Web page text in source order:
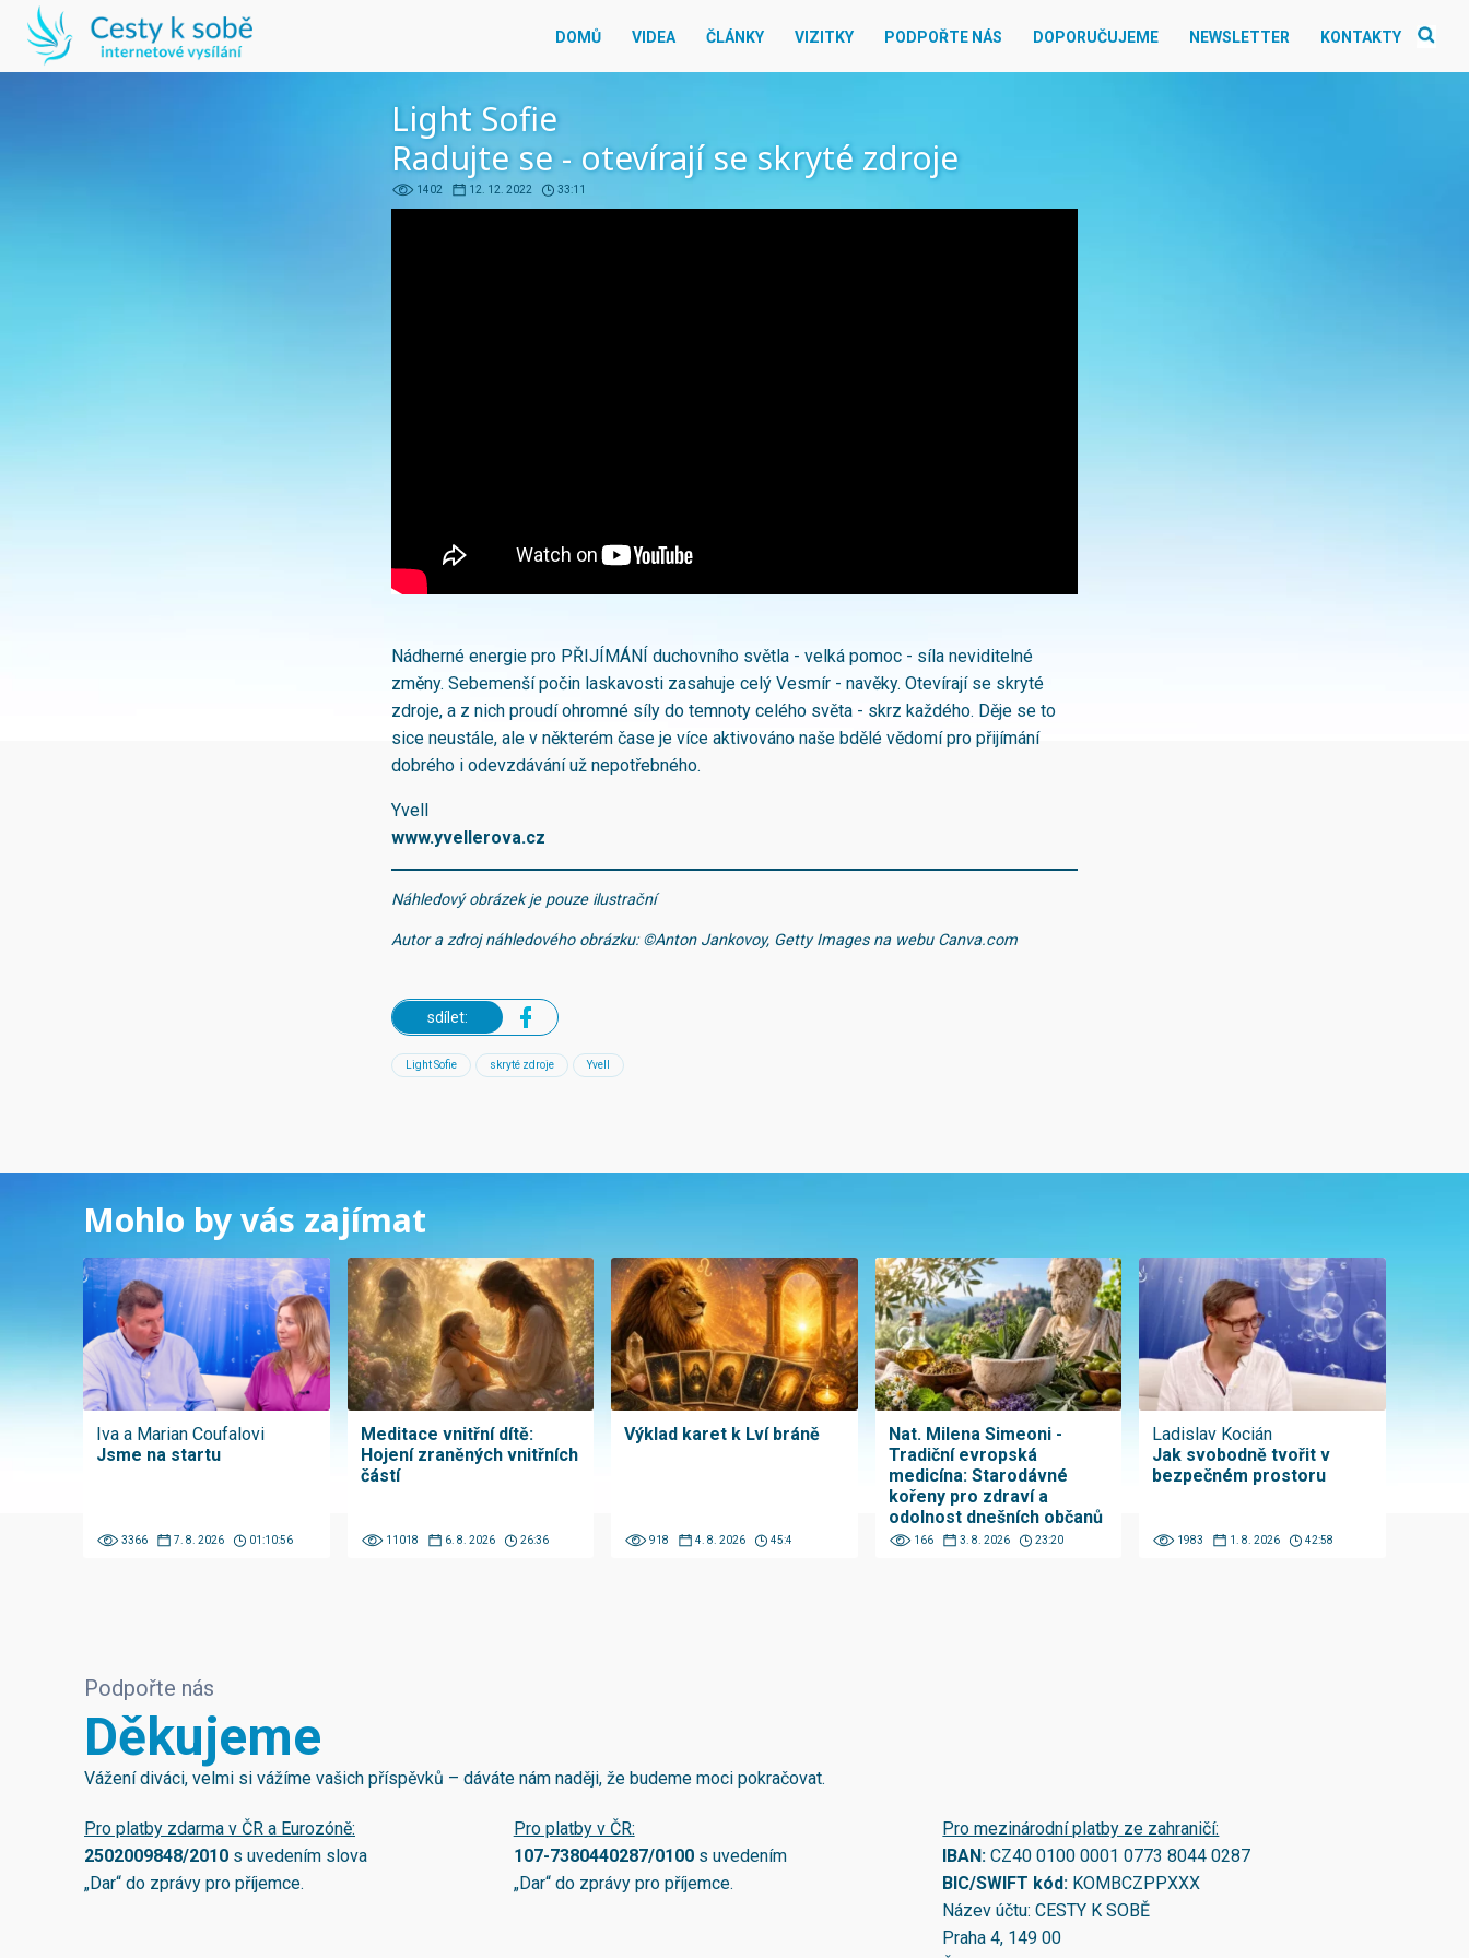
DOMŮ VIDEA ČLÁNKY VIZITKY PODPOŘTE NÁS DOPORUČUJEME NEWSLETTER KONTAKTY
Light Sofie
Radujte se - otevírají se skryté zdroje
1402 12. 12. 2022 33:11
Nádherné energie pro PŘIJÍMÁNÍ duchovního světla - velká pomoc - síla neviditelné
změny. Sebemenší počin laskavosti zasahuje celý Vesmír - navěky. Otevírají se skryté
zdroje, a z nich proudí ohromné síly do temnoty celého světa - skrz každého. Děje se to
sice neustále, ale v některém čase je více aktivováno naše bdělé vědomí pro přijímání
dobrého i odevzdávání už nepotřebného.
Yvell
www.yvellerova.cz
Náhledový obrázek je pouze ilustrační
Autor a zdroj náhledového obrázku: ©Anton Jankovoy, Getty Images na webu Canva.com
sdílet:
Light Sofie skryté zdroje Yvell
Mohlo by vás zajímat
Iva a Marian Coufalovi
Jsme na startu
3366 7. 8. 2026 01:10:56
Meditace vnitřní dítě:
Hojení zraněných vnitřních
částí
11018 6. 8. 2026 26:36
Výklad karet k Lví bráně
918 4. 8. 2026 45:4
Nat. Milena Simeoni -
Tradiční evropská
medicína: Starodávné
kořeny pro zdraví a
odolnost dnešních občanů
166 3. 8. 2026 23:20
Ladislav Kocián
Jak svobodně tvořit v
bezpečném prostoru
1983 1. 8. 2026 42:58
Podpořte nás
Děkujeme
Vážení diváci, velmi si vážíme vašich příspěvků – dáváte nám naději, že budeme moci pokračovat.
Pro platby zdarma v ČR a Eurozóně:
2502009848/2010 s uvedením slova
„Dar“ do zprávy pro příjemce.
Pro platby v ČR:
107-7380440287/0100s uvedením
„Dar“ do zprávy pro příjemce.
Pro mezinárodní platby ze zahraničí:
IBAN:CZ40 0100 0001 0773 8044 0287
BIC/SWIFT kód: KOMBCZPPXXX
Název účtu: CESTY K SOBĚ
Praha 4, 149 00